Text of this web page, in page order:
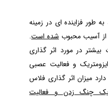
فزاینده ای در زمینه
آسیب محبوبشده است.
در مورد اثر گذاری
و فعالیت عصبی
میزان اثر گذاری فلاس
چنگ زدن و فعالیت